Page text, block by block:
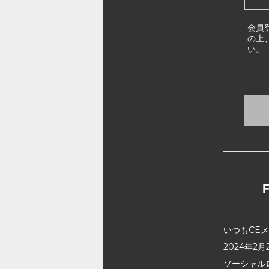
会員
の上
い。
いつもCE
2024年2月
ソーシャ